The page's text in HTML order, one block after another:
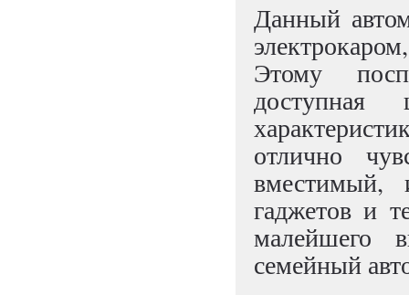
Данный
Этому
отлично
вместимый,
гаджетов и
малейшего
семейный